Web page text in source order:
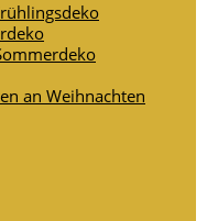
an Weihnachten